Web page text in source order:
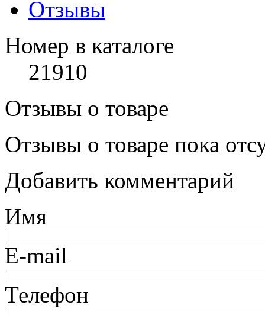
Отзывы
Номер в каталоге
21910
Отзывы о товаре
Отзывы о товаре пока
Добавить комментарий
Имя
E-mail
Телефон